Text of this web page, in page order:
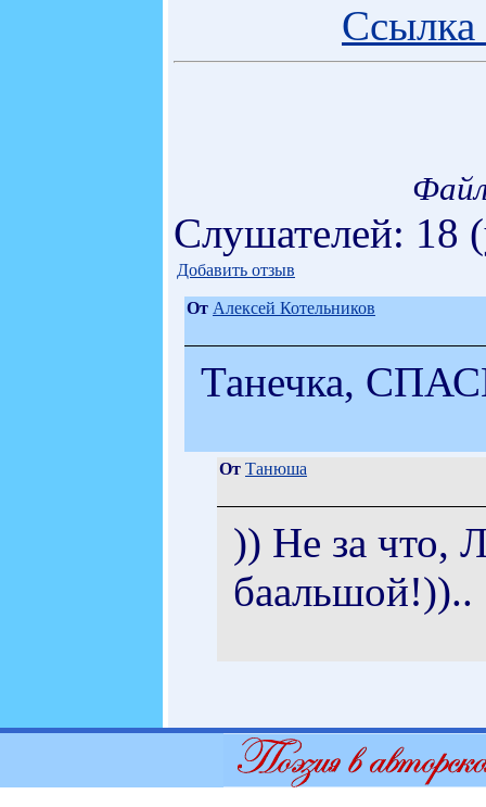
Ссылка
Слушателей: 18
Добавить отзыв
От Алексей Котельников
Танечка,
От Танюша
)) Не за что,
баальшой!))..